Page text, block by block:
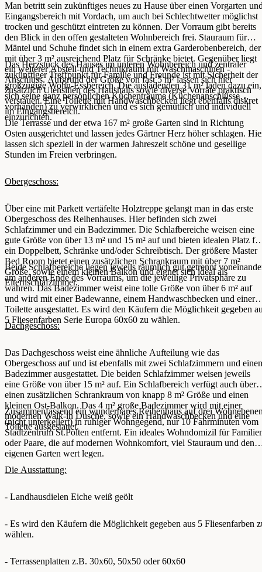
Man betritt sein zukünftiges neues zu Hause über einen Vorgarten
Eingangsbereich mit Vordach, um auch bei Schlechtwetter möglichst
trocken und geschützt eintreten zu können. Der Vorraum gibt bereits
den Blick in den offen gestalteten Wohnbereich frei. Stauraum für
Mäntel und Schuhe findet sich in einem extra Garderobenbereich, der
mit über 3 m² ausreichend Platz für Schränke bietet. Gegenüber liegt
ein weiterer Abstell-und Technikraum mit Waschmaschinen -
Anschluss. Aufgrund der Größe von fast 5 m² lassen sich hier
zusätzlich Utensilien des Haushalts sowie diverse Vorräte praktisch
verstauen. Eine Toilette mit Handwaschbecken liegt ebenfalls diskret
im Eingangsbereich.
Das Herzstück des Hauses im unteren Wohnbereich und zentraler
zukünftiger Treffpunkt für Familie und Freunde ist mit Sicherheit der
großzügige Wohn-Essbereich. Die ausladenden 31 m² laden dazu ein,
sich seine ganz persönlichen Küchenträume (Küchenanschlüsse
vorhanden) zu verwirklichen und es sich gemütlich und individuell
einzurichten.
Die Terrasse und der etwa 167 m² große Garten sind in Richtung
Osten ausgerichtet und lassen jedes Gärtner Herz höher schlagen.
lassen sich speziell in der warmen Jahreszeit schöne und gesellige
Stunden im Freien verbringen.
Obergeschoss:
Über eine mit Parkett vertäfelte Holztreppe gelangt man in das erste
Obergeschoss des Reihenhauses. Hier befinden sich zwei
Schlafzimmer und ein Badezimmer. Die Schlafbereiche weisen eine
gute Größe von über 13 m² und 15 m² auf und bieten idealen Platz für
ein Doppelbett, Schränke und/oder Schreibtisch. Der größere Master
Bed Room bietet einen zusätzlichen Schrankraum mit über 7 m²
Größe, sowie einem kleinen Balkon und eignet sich ideal als
Elternschlafzimmer.
Beide Schlafbereiche liegen jeweils räumlich gut getrennt
am anderen Ende des Vorraums, um die jeweilige Privatsphäre zu
wahren. Das Badezimmer weist eine tolle Größe von über 6 m² auf
und wird mit einer Badewanne, einem Handwaschbecken und einer
Toilette ausgestattet. Es wird den Käufern die Möglichkeit gegeben
5 Fliesenfarben Serie Europa 60x60 zu wählen.
Dachgeschoss:
Das Dachgeschoss weist eine ähnliche Aufteilung wie das
Obergeschoss auf und ist ebenfalls mit zwei Schlafzimmern und
Badezimmer ausgestattet. Die beiden Schlafzimmer weisen jeweils
eine Größe von über 15 m² auf. Ein Schlafbereich verfügt auch über
einen zusätzlichen Schrankraum von knapp 8 m² Größe und einen
kleinen Ost-Balkon. Das 4 m² große Badezimmer wird mit einer
modernen Walk-in Dusche, sowie ein Handwaschbecken und eine
Toilette ausgestattet.
Zusammenfassend ein wunderbares Reihenhaus auf drei
(nicht unterkellert) in ruhiger Wohngegend, nur 10 Fahrminuten vom
Stadtzentrum St.Pölten entfernt. Ein ideales Wohndomizil für
oder Paare, die auf modernen Wohnkomfort, viel Stauraum und den
eigenen Garten wert legen.
Die Ausstattung:
- Landhausdielen Eiche weiß geölt
- Es wird den Käufern die Möglichkeit gegeben aus 5 Fliesenfarben
wählen.
- Terrassenplatten z.B. 30x60, 50x50 oder 60x60